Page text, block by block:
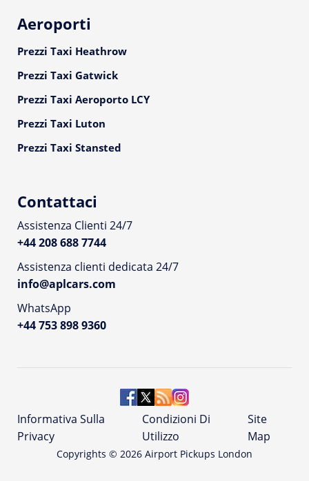
Aeroporti
Prezzi Taxi Heathrow
Prezzi Taxi Gatwick
Prezzi Taxi Aeroporto LCY
Prezzi Taxi Luton
Prezzi Taxi Stansted
Contattaci
Assistenza Clienti 24/7
+44 208 688 7744
Assistenza clienti dedicata 24/7
info@aplcars.com
WhatsApp
+44 753 898 9360
Copyrights © 2026 Airport Pickups London
Informativa Sulla
Privacy
Condizioni Di
Utilizzo
Site
Map